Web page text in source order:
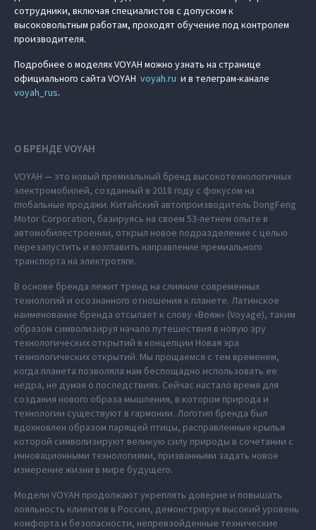
сотрудники, включая специалистов с допуском к
высоковольтным работам, проходят обучение под контролем
производителя.
Подробнее о моделях VOYAH можно узнать на странице
официального сайта VOYAH voyah.ru и в телеграм-канале
voyah_rus.
О БРЕНДЕ VOYAH
VOYAH — это новый премиальный бренд высокотехнологичных
электромобилей, созданный в 2018 году с фокусом на
глобальные продажи. Китайский автопроизводитель DongFeng
Motor Corporation, базируясь на своем 53-летнем опыте в
автомобилестроении, открыл новое подразделение с целью
перезапустить и возглавить направление премиального
транспорта на электротяге.
В основе бренда лежит тренд на слияние современных
технологий и осознанного отношения к планете. Латинское
наименование бренда отсылает к слову «Вояж» (Voyage), таким
образом символизируя начало путешествия в новую эру
технологических открытий в концепции Новая эра
технологических открытий. Мы прощаемся с тем временем,
когда планета позволяла нам беспощадно использовать ее
недра, не думая о последствиях. Сейчас настало время для
создания нового образа мышления, в котором природа и
технологии существуют в гармонии. Логотип бренда был
вдохновлен образом парящей птицы, расправленные крылья
которой символизируют великую силу природы в сочетании с
инновационными технологиями, призванными задать новое
измерение жизни в мире будущего.
Модели VOYAH продолжают укреплять доверие и повышать
лояльность клиентов в России, демонстрируя высокий уровень
комфорта и безопасности, непревзойденные технические